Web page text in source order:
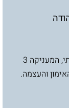
משלבת את שיטת שלושת הרבדים שפיתחתי, המעניקה 3
והעצמה.